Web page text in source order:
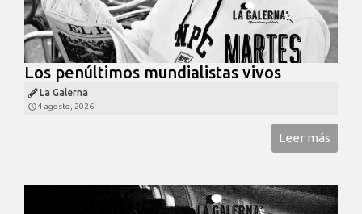
Los penúltimos mundialistas vivos
La Galerna
4 agosto, 2026
Leer más